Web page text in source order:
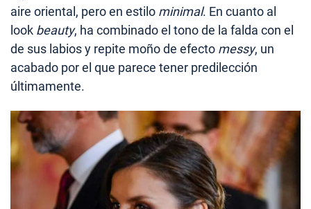
aire oriental, pero en estilo minimal. En cuanto al
look beauty, ha combinado el tono de la falda con el
de sus labios y repite moño de efecto messy, un
acabado por el que parece tener predilección
últimamente.